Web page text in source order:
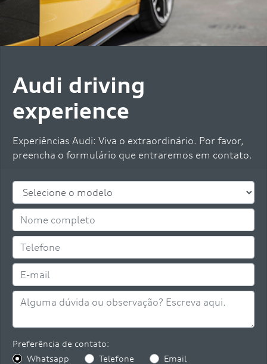
Audi driving
experience
Experiências Audi: Viva o extraordinário. Por favor,
preencha o formulário que entraremos em contato.
Preferência de contato:
Whatsapp
Telefone Email